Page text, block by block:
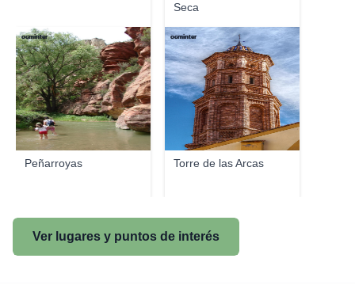
Seca
Peñarroyas
ocminter
Torre de las Arcas
ocminter
Ver lugares y puntos de interés